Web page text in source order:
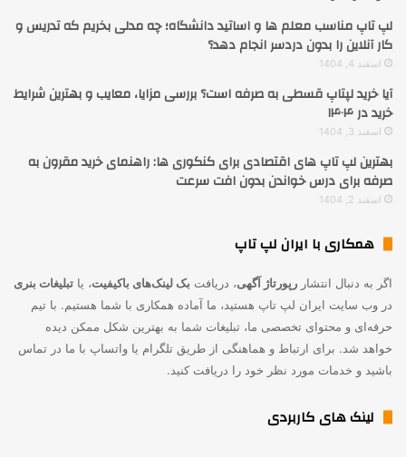
لپ تاپ مناسب معلم ها و اساتید دانشگاه؛ چه مدلی بخریم که تدریس و
کار آنلاین را بدون دردسر انجام دهد؟
اسفند 4, 1404
آیا خرید لپتاپ قسطی به صرفه است؟ بررسی مزایا، معایب و بهترین شرایط
خرید در ۱۴۰۴
اسفند 3, 1404
بهترین لپ تاپ های اقتصادی برای کنکوری ها: راهنمای خرید مقرون به
صرفه برای درس خواندن بدون افت سرعت
اسفند 2, 1404
همکاری با ایران لپ تاپ
اگر به دنبال انتشار رپورتاژ آگهی، دریافت بک لینک‌های باکیفیت، یا تبلیغات بنری
در وب سایت ایران لپ تاپ هستید، ما آماده همکاری با شما هستیم. با تیم
حرفه‌ای و محتوای تخصصی ما، تبلیغات شما به بهترین شکل ممکن دیده
خواهد شد. برای ارتباط و هماهنگی از طریق تلگرام یا واتساپ با ما در تماس
باشید و خدمات مورد نظر خود را دریافت کنید.
لینک های کاربردی